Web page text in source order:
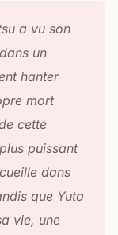
a vu son
un
hanter
mort
cette
puissant
dans
que Yuta
vie, une